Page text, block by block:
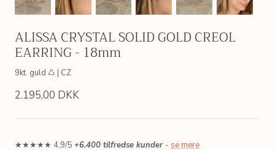
ALISSA CRYSTAL SOLID GOLD CREOL
EARRING - 18mm
9kt. guld ♺ | CZ
2.195,00 DKK
★★★★★ 4,9/5 +6.400 tilfredse kunder - se mere